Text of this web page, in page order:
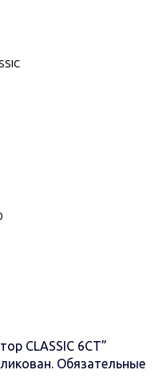
CLASSIC 6CT”
Обязательные